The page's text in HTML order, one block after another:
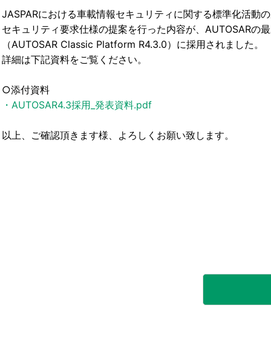
JASPARにおける車載情報セキュリティに関する標準化活動
セキュリティ要求仕様の提案を行った内容が、AUTOSARの
（AUTOSAR Classic Platform R4.3.0）に採用されました。
詳細は下記資料をご覧ください。
○添付資料
・AUTOSAR4.3採用_発表資料.pdf
以上、ご確認頂きます様、よろしくお願い致します。